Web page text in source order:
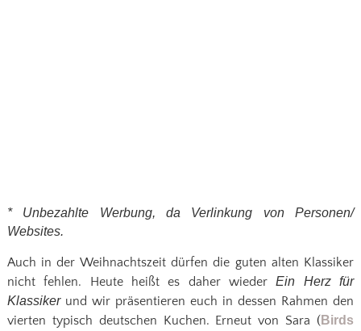
* Unbezahlte Werbung, da Verlinkung von Personen/
Websites.
Auch in der Weihnachtszeit dürfen die guten alten Klassiker
nicht fehlen. Heute heißt es daher wiederEin Herz für
Klassiker und wir präsentieren euch in dessen Rahmen den
vierten typisch deutschen Kuchen. Erneut von Sara (Birds